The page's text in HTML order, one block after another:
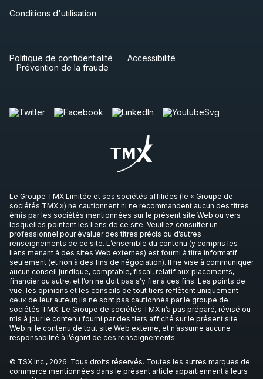
Conditions d'utilisation
Politique de confidentialité
Accessibilité
Prévention de la fraude
Le Groupe TMX Limitée et ses sociétés affiliées (le « Groupe de
sociétés TMX ») ne cautionnent ni ne recommandent aucun des titres
émis par les sociétés mentionnées sur le présent site Web ou vers
lesquelles pointent les liens de ce site. Veuillez consulter un
professionnel pour évaluer des titres précis ou d’autres
renseignements de ce site. L’ensemble du contenu (y compris les
liens menant à des sites Web externes) est fourni à titre informatif
seulement (et non à des fins de négociation). Il ne vise à communiquer
aucun conseil juridique, comptable, fiscal, relatif aux placements,
financier ou autre, et l’on ne doit pas s’y fier à ces fins. Les points de
vue, les opinions et les conseils de tout tiers reflètent uniquement
ceux de leur auteur; ils ne sont pas cautionnés par le groupe de
sociétés TMX. Le Groupe de sociétés TMX n’a pas préparé, révisé ou
mis à jour le contenu fourni par des tiers affiché sur le présent site
Web ni le contenu de tout site Web externe, et n’assume aucune
responsabilité à l’égard de ces renseignements.
© TSX Inc., 2026. Tous droits réservés. Toutes les autres marques de
commerce mentionnées dans le présent article appartiennent à leurs